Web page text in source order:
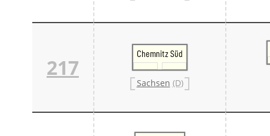
217
Chemnitz Süd
Sachsen (D)